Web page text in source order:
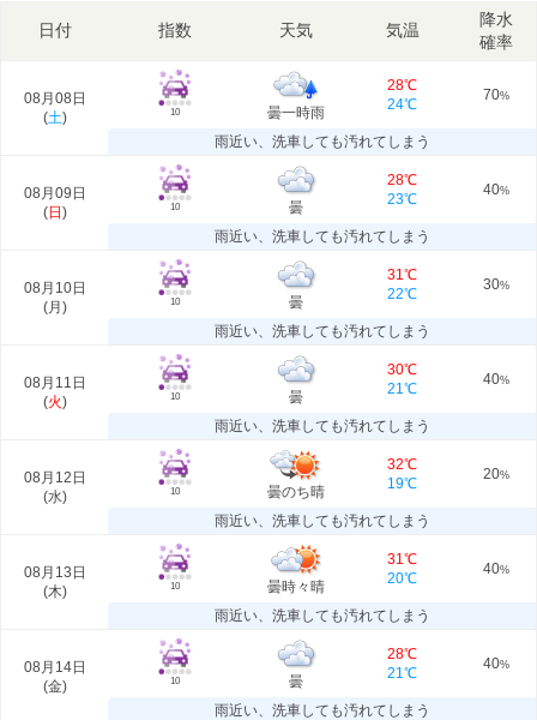
日付 指数 天気 気温
降水
確率
08月08日
(土) 10 曇一時雨
28℃
24℃
70%
雨近い、洗車しても汚れてしまう
08月09日
(日 ) 10 曇
28℃
23℃
40%
雨近い、洗車しても汚れてしまう
08月10日
(月 ) 10 曇
31℃
22℃
30%
雨近い、洗車しても汚れてしまう
08月11日
(火) 10 曇
30℃
21℃
40%
雨近い、洗車しても汚れてしまう
08月12日
(水) 10 曇のち晴
32℃
19℃
20%
雨近い、洗車しても汚れてしまう
08月13日
(木) 10 曇時々晴
31℃
20℃
40%
雨近い、洗車しても汚れてしまう
08月14日
(金) 10 曇
28℃
21℃
40%
雨近い、洗車しても汚れてしまう